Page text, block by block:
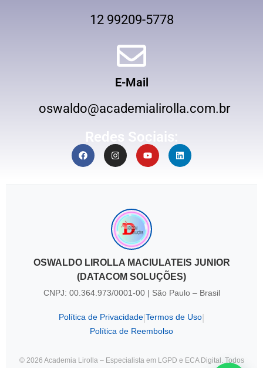
12 99209-5778
E-Mail
oswaldo@academialirolla.com.br
Redes Sociais:
OSWALDO LIROLLA MACIULATEIS JUNIOR
(DATACOM SOLUÇÕES)
CNPJ: 00.364.973/0001-00 | São Paulo – Brasil
Política de Privacidade Termos de Uso
Política de Reembolso
© 2026 Academia Lirolla – Especialista em LGPD e ECA Digital. Todos